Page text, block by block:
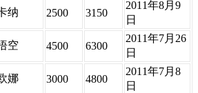
纳 2500 3150
2011年8月9
日
空 4500 6300
2011年7月26
日
娜 3000 4800
2011年7月8
日